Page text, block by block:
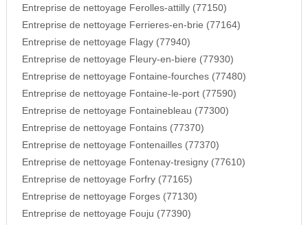
Entreprise de nettoyage Ferolles-attilly (77150)
Entreprise de nettoyage Ferrieres-en-brie (77164)
Entreprise de nettoyage Flagy (77940)
Entreprise de nettoyage Fleury-en-biere (77930)
Entreprise de nettoyage Fontaine-fourches (77480)
Entreprise de nettoyage Fontaine-le-port (77590)
Entreprise de nettoyage Fontainebleau (77300)
Entreprise de nettoyage Fontains (77370)
Entreprise de nettoyage Fontenailles (77370)
Entreprise de nettoyage Fontenay-tresigny (77610)
Entreprise de nettoyage Forfry (77165)
Entreprise de nettoyage Forges (77130)
Entreprise de nettoyage Fouju (77390)